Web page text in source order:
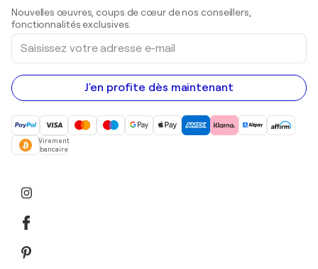
Peintures acryliques
Nouvelles œuvres, coups de cœur de nos conseillers,
fonctionnalités exclusives.
Saisissez
votre
adresse
e-
mail
J'en profite dès maintenant
Virement
bancaire